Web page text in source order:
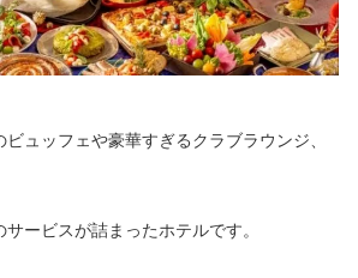
ュッフェや豪華すぎるクラブラウンジ、
ービスが詰まったホテルです。